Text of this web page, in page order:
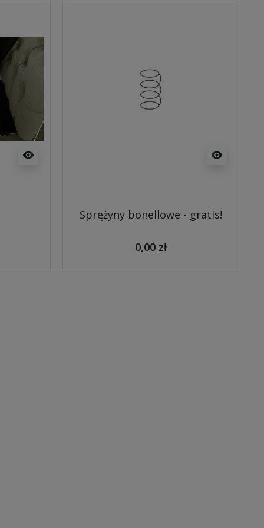
visibility visibility
Sprężyny bonellowe - gratis!
0,00 zł